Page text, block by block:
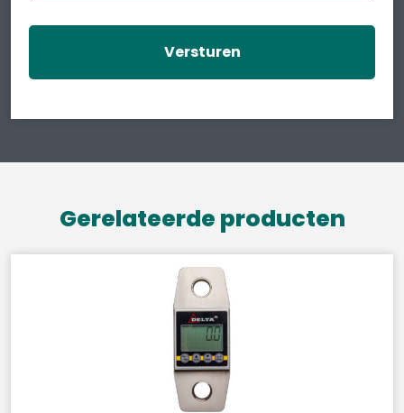
Gerelateerde producten